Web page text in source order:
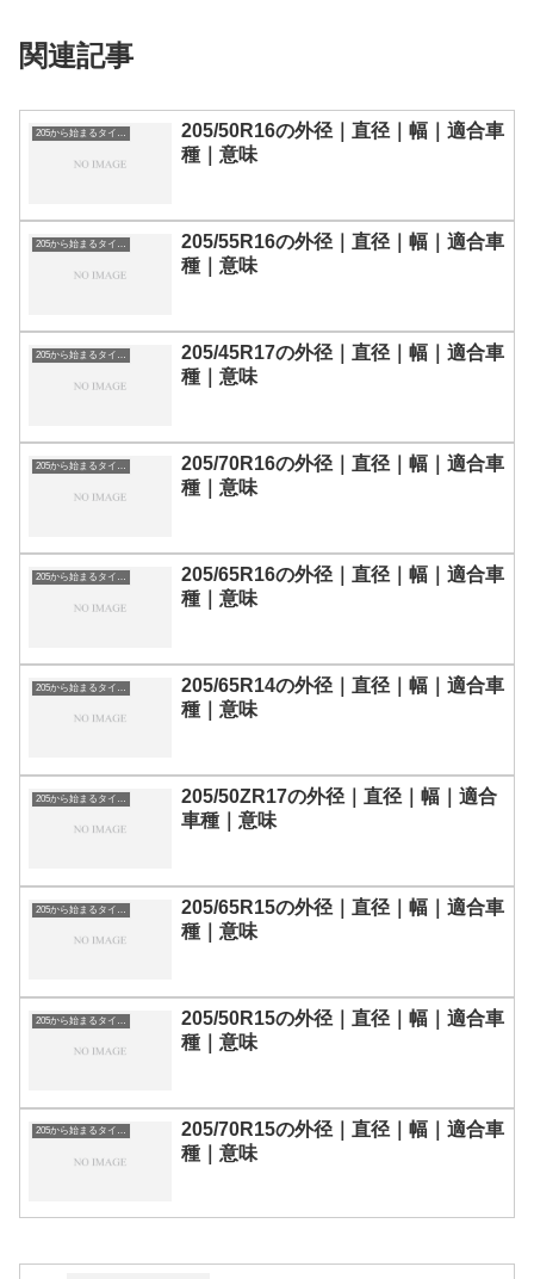
関連記事
205から始まるタイヤサイズ
205/50R16の外径｜直径｜幅｜適合車
種｜意味
205から始まるタイヤサイズ
205/55R16の外径｜直径｜幅｜適合車
種｜意味
205から始まるタイヤサイズ
205/45R17の外径｜直径｜幅｜適合車
種｜意味
205から始まるタイヤサイズ
205/70R16の外径｜直径｜幅｜適合車
種｜意味
205から始まるタイヤサイズ
205/65R16の外径｜直径｜幅｜適合車
種｜意味
205から始まるタイヤサイズ
205/65R14の外径｜直径｜幅｜適合車
種｜意味
205/50ZR17の外径｜直径｜幅｜適合
車種｜意味
205/65R15の外径｜直径｜幅｜適合車
種｜意味
205/50R15の外径｜直径｜幅｜適合車
種｜意味
205から始まるタイヤサイズ
205/70R15の外径｜直径｜幅｜適合車
種｜意味